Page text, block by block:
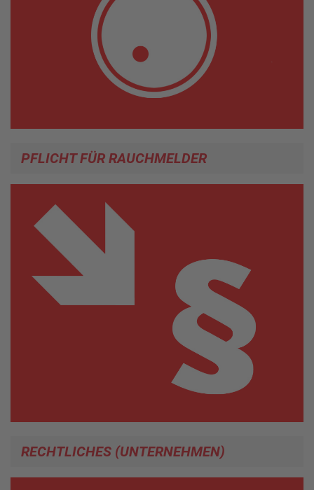
PFLICHT FÜR RAUCHMELDER
RECHTLICHES (UNTERNEHMEN)